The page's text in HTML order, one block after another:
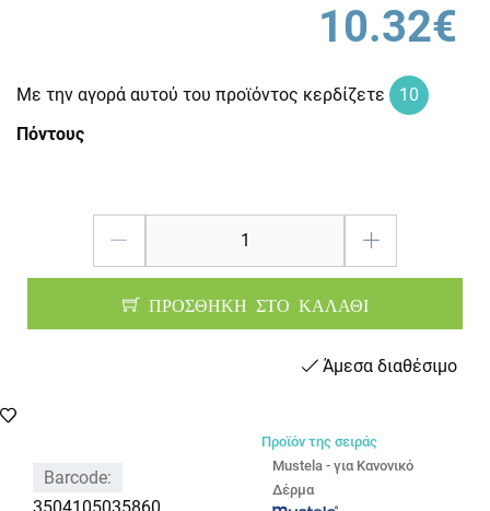
10.32€
Με την αγορά αυτού του προϊόντος κερδίζετε
10
Πόντους
ΠΡΟΣΘΗΚΗ ΣΤΟ ΚΑΛΑΘΙ
Άμεσα διαθέσιμο
Barcode:
Προϊόν της σειράς
Mustela - για Κανονικό
Δέρμα